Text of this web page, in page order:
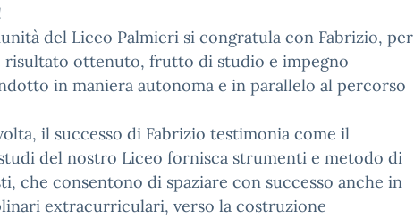
del Liceo Palmieri si congratula con Fabrizio, per
risultato ottenuto, frutto di studio e impegno
in maniera autonoma e in parallelo al percorso
il successo di Fabrizio testimonia come il
del nostro Liceo fornisca strumenti e metodo di
che consentono di spaziare con successo anche in
extracurriculari, verso la costruzione